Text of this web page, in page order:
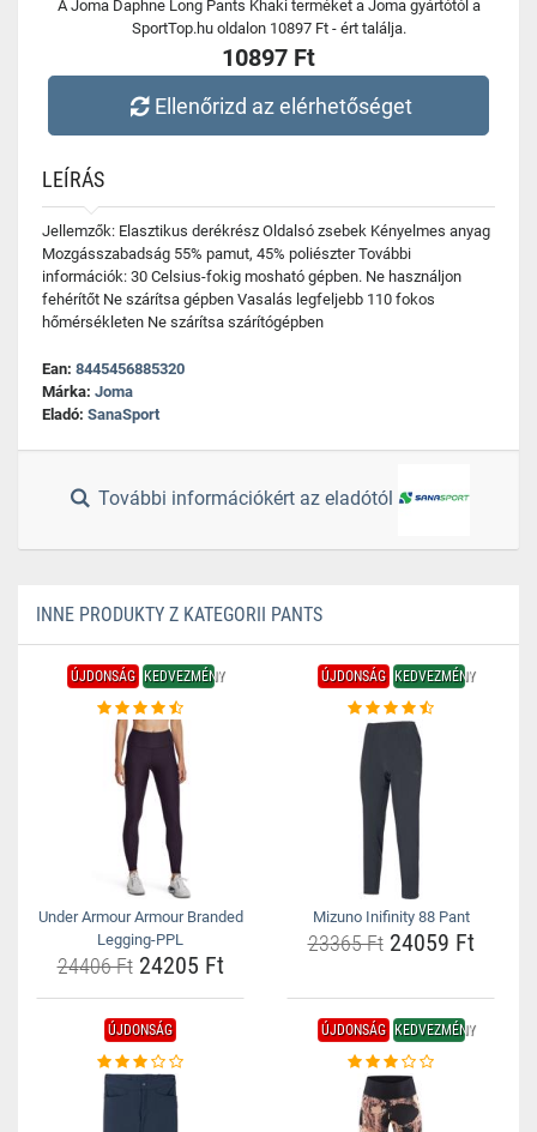
A Joma Daphne Long Pants Khaki terméket a Joma gyártótól a
SportTop.hu oldalon 10897 Ft - ért találja.
10897 Ft
Ellenőrizd az elérhetőséget
LEÍRÁS
Jellemzők: Elasztikus derékrész Oldalsó zsebek Kényelmes anyag
Mozgásszabadság 55% pamut, 45% poliészter További
információk: 30 Celsius-fokig mosható gépben. Ne használjon
fehérítőt Ne szárítsa gépben Vasalás legfeljebb 110 fokos
hőmérsékleten Ne szárítsa szárítógépben
Ean: 8445456885320
Márka: Joma
Eladó: SanaSport
További információkért az eladótól
INNE PRODUKTY Z KATEGORII PANTS
ÚJDONSÁG KEDVEZMÉNY
Under Armour Armour Branded
Legging-PPL
24406 Ft24205 Ft
ÚJDONSÁG KEDVEZMÉNY
Mizuno Inifinity 88 Pant
23365 Ft24059 Ft
ÚJDONSÁG ÚJDONSÁG KEDVEZMÉNY